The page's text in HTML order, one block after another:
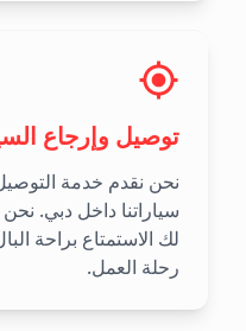
توصيل وإرجاع
نحن نقدم خدمة التوصيل
سياراتنا داخل دبي.
لك الاستمتاع براحة
رحلة العمل.